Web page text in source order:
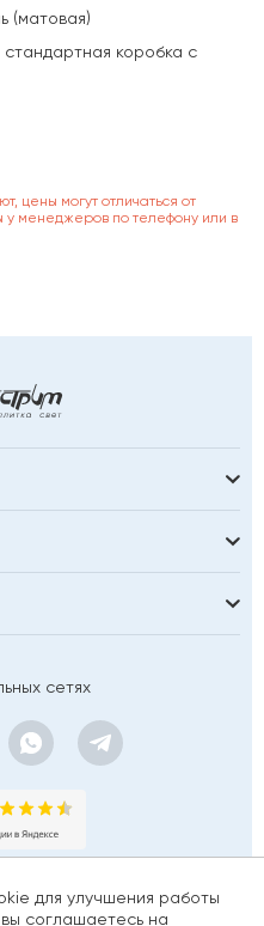
(матовая)
коробка с
цены могут отличаться от
у менеджеров по телефону или в
сетях
для улучшения работы
соглашаетесь на